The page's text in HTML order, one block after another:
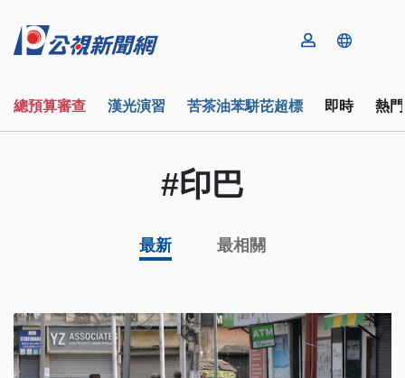
總預算審查 漢光演習 苦茶油苯駢芘超標 即時 熱
#印巴
最新 最相關